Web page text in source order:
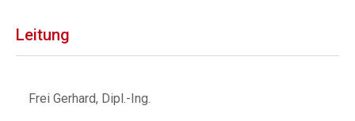
Leitung
Frei Gerhard, Dipl.-Ing.